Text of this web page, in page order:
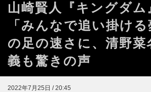
山崎賢人『キングダム
「みんなで追い掛け
の足の速さに、清野菜
義も驚きの声
2022年7月25日 / 20:45